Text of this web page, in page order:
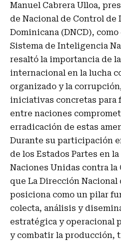
Manuel Cabrera Ulloa,
de Nacional de Control de
Dominicana (DNCD),
Sistema de Inteligencia
resaltó la importancia de
internacional en la lucha
organizado y la
iniciativas concretas para
entre naciones
erradicación de estas
Durante su participación
de los Estados Partes en
Naciones Unidas contra
que La Dirección Nacional
posiciona como un pilar
colecta, análisis y
estratégica y operacional
y combatir la producción,